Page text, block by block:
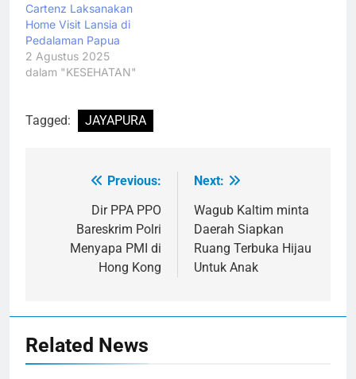
Cartenz Laksanakan
Home Visit Lansia di
Pedalaman Papua
2 Agustus 2025
dalam "KESEHATAN"
Tagged: JAYAPURA
NavigasiPrevious:
Dir PPA PPO
Bareskrim Polri
Menyapa PMI di
Hong Kong
Next:
Wagub Kaltim minta
Daerah Siapkan
Ruang Terbuka Hijau
Untuk Anak
Related News